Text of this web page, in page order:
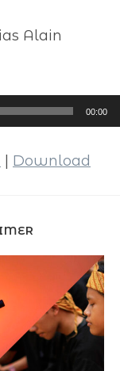
Alain
00:00
Download